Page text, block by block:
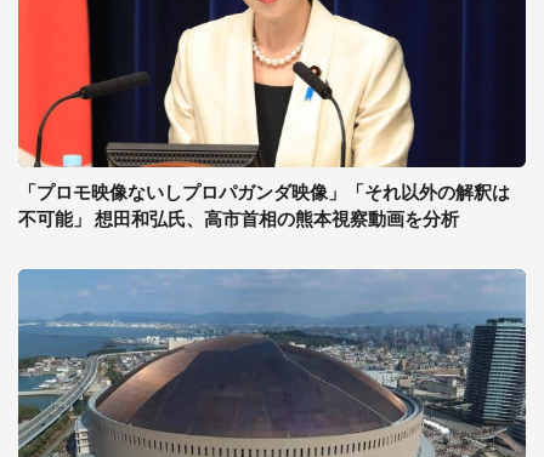
「プロモ映像ないしプロパガンダ映像」「それ以外の解釈は
不可能」 想田和弘氏、高市首相の熊本視察動画を分析